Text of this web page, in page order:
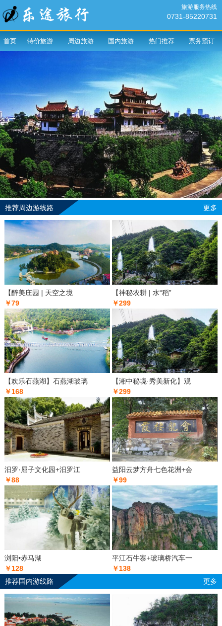
旅游服务热线
0731-85220731
首页 特价旅游 周边旅游 国内旅游 热门推荐 票务预订
推荐周边游线路 更多
【醉美庄园 | 天空之境
￥79
【神秘农耕 | 水“稻”
￥299
【欢乐石燕湖】石燕湖玻璃
￥168
【湘中秘境·秀美新化】观
￥299
汨罗·屈子文化园+汨罗江
￥88
益阳云梦方舟七色花洲+会
￥99
浏阳•赤马湖
￥128
平江石牛寨+玻璃桥汽车一
￥138
推荐国内游线路
更多